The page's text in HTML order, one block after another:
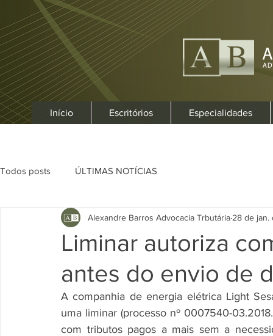
Início Escritórios Especialidades
Todos posts ÚLTIMAS NOTÍCIAS
Liminar autoriza
antes do envio de
Alexandre Barros Advocacia Trbutária 28 de jan.
A companhia de energia elétrica Light
uma liminar (processo nº 0007540-
com tributos pagos a mais sem a